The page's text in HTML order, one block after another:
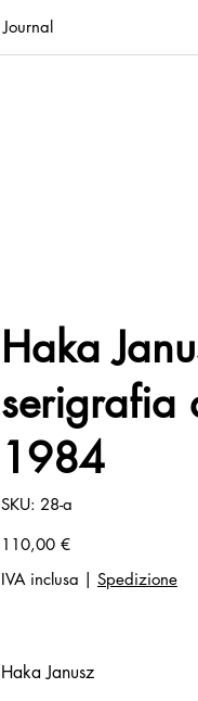
Journal
Haka
serigrafia
1984
SKU:
SKU
28-
28-a
Prezzo
110,00 €
IVA inclusa | Spedizione
Haka Janusz